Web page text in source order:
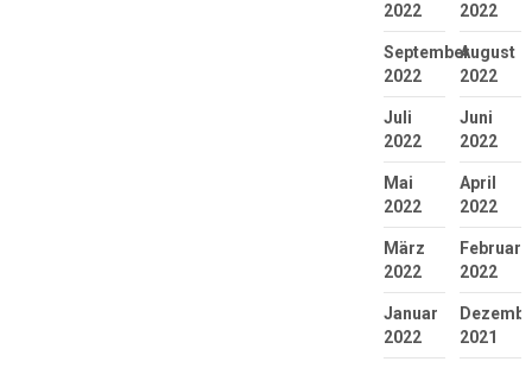
2022
2022
September
2022
August
2022
Juli
2022
Juni
2022
Mai
2022
April
2022
März
2022
Februar
2022
Januar
2022
2021